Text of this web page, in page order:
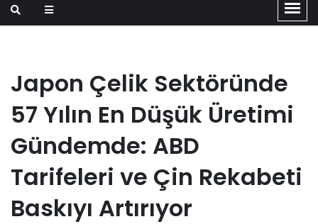
Japon Çelik Sektöründe
57 Yılın En Düşük Üretimi
Gündemde: ABD
Tarifeleri ve Çin Rekabeti
Baskıyı Artırıyor